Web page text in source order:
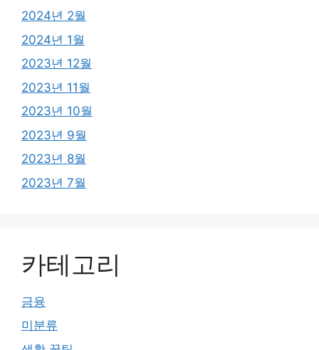
2024년 2월
2024년 1월
2023년 12월
2023년 11월
2023년 10월
2023년 9월
2023년 8월
2023년 7월
카테고리
금융
미분류